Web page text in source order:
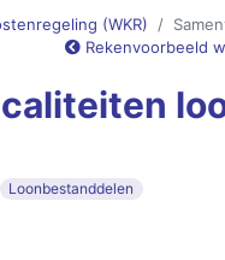
(WKR)
Rekenvoorbeeld
Loonbestanddelen